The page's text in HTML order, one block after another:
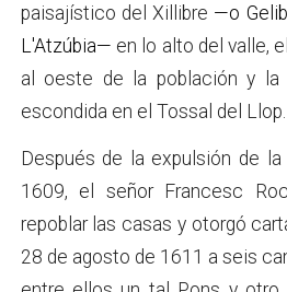
paisajístico del Xillibre —o
L'Atzúbia— en lo alto del valle,
al oeste de la población y la
escondida en el Tossal del Llop.
Después de la expulsión de la
1609, el señor Francesc
repoblar las casas y otorgó
28 de agosto de 1611 a seis